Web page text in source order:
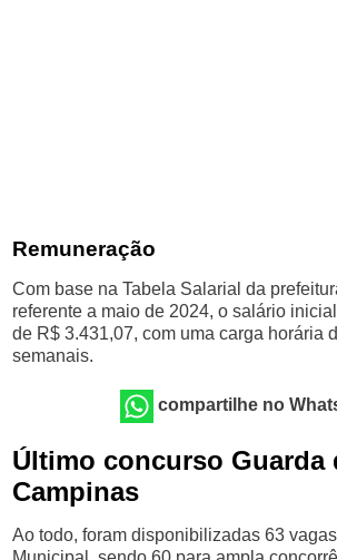
Remuneração
Com base na Tabela Salarial da
referente a maio de 2024, o salário
de R$ 3.431,07, com uma carga horária
semanais.
compartilhe no
Último concurso Guarda
Campinas
Ao todo, foram disponibilizadas 63